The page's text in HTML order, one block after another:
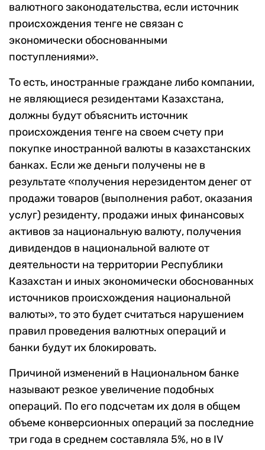
валютного законодательства, если источник
происхождения тенге не связан с
экономически обоснованными
поступлениями».
То есть, иностранные граждане либо компании,
не являющиеся резидентами Казахстана,
должны будут объяснить источник
происхождения тенге на своем счету при
покупке иностранной валюты в казахстанских
банках. Если же деньги получены не в
результате «получения нерезидентом денег от
продажи товаров (выполнения работ, оказания
услуг) резиденту, продажи иных финансовых
активов за национальную валюту, получения
дивидендов в национальной валюте от
деятельности на территории Республики
Казахстан и иных экономически обоснованных
источников происхождения национальной
валюты», то это будет считаться нарушением
правил проведения валютных операций и
банки будут их блокировать.
Причиной изменений в Национальном банке
называют резкое увеличение подобных
операций. По его подсчетам их доля в общем
объеме конверсионных операций за последние
три года в среднем составляла 5%, но в IV